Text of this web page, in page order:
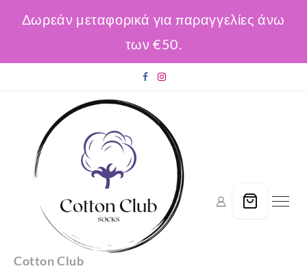
Δωρεάν μεταφορικά για παραγγελίες άνω
των €50.
Cotton Club